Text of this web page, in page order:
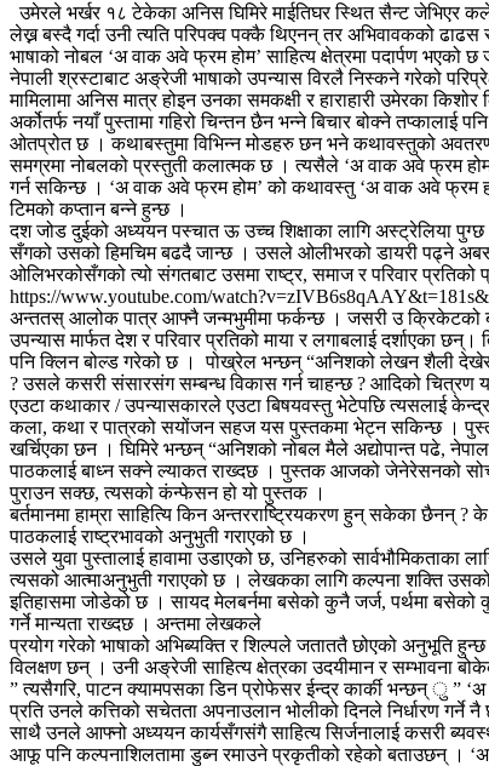
उमेरले भर्खर १८ टेकेका अनिस घिमिरे माईतिघर स्थित सैन्ट जेभिएर
लेख्न बस्दै गर्दा उनी त्यति परिपक्व पक्कै थिएनन् तर अभिवावकको
भाषाको नोबल ‘अ वाक अवे फ्रम होम’ साहित्य क्षेत्रमा पदार्पण भएको
नेपाली श्रस्टाबाट अङ्रेजी भाषाको उपन्यास विरलै निस्कने गरेको
मामिलामा अनिस मात्र होइन उनका समकक्षी र हाराहारी उमेरका
अर्कोतर्फ नयाँ पुस्तामा गहिरो चिन्तन छैन भन्ने बिचार बोक्ने
ओतप्रोत छ । कथाबस्तुमा विभिन्न मोडहरु छन भने कथावस्तुको
समग्रमा नोबलको प्रस्तुती कलात्मक छ । त्यसैले ‘अ वाक अवे फ्रम
गर्न सकिन्छ । ‘अ वाक अवे फ्रम होम’ को कथावस्तु ‘अ वाक अवे फ्रम
टिमको कप्तान बन्ने हुन्छ ।
दश जोड दुईको अध्ययन पस्चात ऊ उच्च शिक्षाका लागि अस्ट्रेलिया
सँगको उसको हिमचिम बढदै जान्छ । उसले ओलीभरको डायरी पढ्ने
ओलिभरकोसँगको त्यो संगतबाट उसमा राष्ट्र, समाज र परिवार प्रतिको
https://www.youtube.com/
अन्ततस् आलोक पात्र आफ्नै जन्मभुमीमा फर्कन्छ । जसरी उ क्रिकेटको
उपन्यास मार्फत देश र परिवार प्रतिको माया र लगाबलाई दर्शाएका
पनि क्लिन बोल्ड गरेको छ । पोख्रेल भन्छन् “अनिशको लेखन शैली
? उसले कसरी संसारसंग सम्बन्ध विकास गर्न चाहन्छ ? आदिको
एउटा कथाकार / उपन्यासकारले एउटा बिषयवस्तु भेटेपछि त्यसलाई
कला, कथा र पात्रको सयोंजन सहज यस पुस्तकमा भेट्न सकिन्छ । पुस्तक
खर्चिएका छन । घिमिरे भन्छन् “अनिशको नोबल मैले अद्योपान्त पढे,
पाठकलाई बाध्न सक्ने ल्याकत राख्दछ । पुस्तक आजको जेनेरेसनको
पुराउन सक्छ, त्यसको कंन्फेसन हो यो पुस्तक ।
बर्तमानमा हाम्रा साहित्यि किन अन्तरराष्ट्रियकरण हुन् सकेका छैनन्
पाठकलाई राष्ट्रभावको अनुभुती गराएको छ ।
उसले युवा पुस्तालाई हावामा उडाएको छ, उनिहरुको सार्वभौमिकताका
त्यसको आत्माअनुभुती गराएको छ । लेखकका लागि कल्पना शक्ति उसको
इतिहासमा जोडेको छ । सायद मेलबर्नमा बसेको कुनै जर्ज, पर्थमा
गर्ने मान्यता राख्दछ । अन्तमा लेखकले
प्रयोग गरेको भाषाको अभिब्यक्ति र शिल्पले जताततै छोएको अनुभूति
विलक्षण छन् । उनी अङ्रेजी साहित्य क्षेत्रका उदयीमान र सम्भावना
” त्यसैगरि, पाटन क्यामपसका डिन प्रोफेसर ईन्द्र कार्की भन्छन् ु ”
प्रति उनले कत्तिको सचेतता अपनाउलान भोलीको दिनले निर्धारण गर्ने नै
साथै उनले आफ्नो अध्ययन कार्यसँगसंगै साहित्य सिर्जनालाई कसरी
आफू पनि कल्पनाशिलतामा डुब्न रमाउने प्रकृतीको रहेको बताउछन् ।